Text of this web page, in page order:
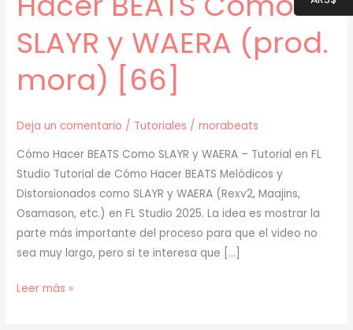
SLAYR y WAERA (prod.
mora) [66]
Deja un comentario / Tutoriales /morabeats
Cómo Hacer BEATS Como SLAYR y WAERA – Tutorial en FL
Studio Tutorial de Cómo Hacer BEATS Melódicos y
Distorsionados como SLAYR y WAERA (Rexv2, Maajins,
Osamason, etc.) en FL Studio 2025. La idea es mostrar la
parte más importante del proceso para que el video no
sea muy largo, pero si te interesa que […]
[
Leer más »